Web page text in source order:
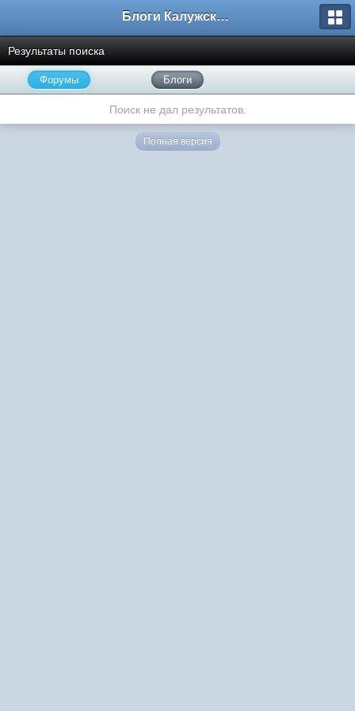
Блоги Калужского перекрестка
Результаты поиска
Форумы Блоги
Поиск не дал результатов.
Полная версия